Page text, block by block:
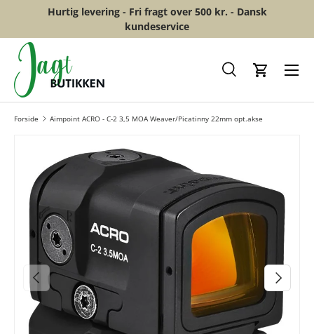
Hurtig levering - Fri fragt over 500 kr. - Dansk
kundeservice
Søg Kurv
Menu
Forside Aimpoint ACRO - C-2 3,5 MOA Weaver/Picatinny 22mm opt.akse
FORRIGE NÆSTE